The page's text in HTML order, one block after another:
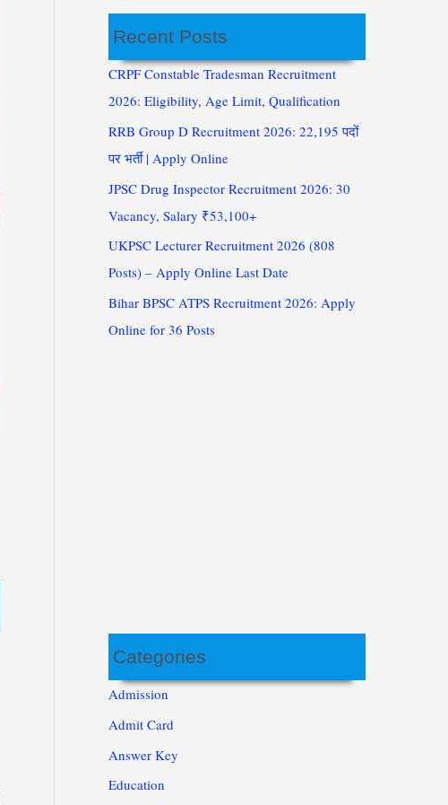
Recent Posts
CRPF Constable Tradesman Recruitment
2026: Eligibility, Age Limit, Qualification
RRB Group D Recruitment 2026: 22,195 पदों
पर भर्ती | Apply Online
JPSC Drug Inspector Recruitment 2026: 30
Vacancy, Salary ₹53,100+
UKPSC Lecturer Recruitment 2026 (808
Posts) – Apply Online Last Date
Bihar BPSC ATPS Recruitment 2026: Apply
Online for 36 Posts
Categories
Admission
Admit Card
Answer Key
Education